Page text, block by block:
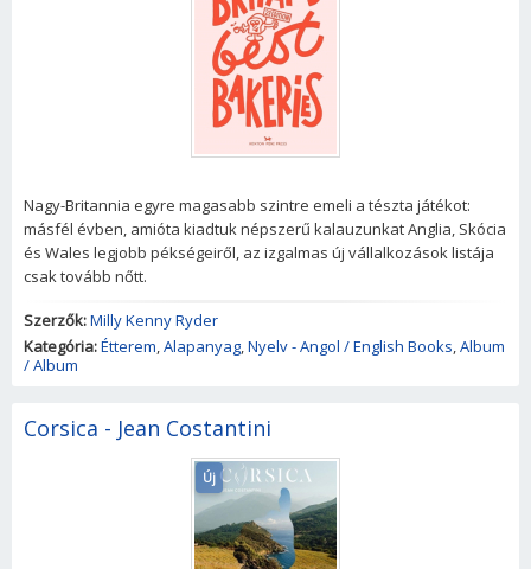
Nagy-Britannia egyre magasabb szintre emeli a tészta játékot:
másfél évben, amióta kiadtuk népszerű kalauzunkat Anglia, Skócia
és Wales legjobb pékségeiről, az izgalmas új vállalkozások listája
csak tovább nőtt.
Szerzők:Milly Kenny Ryder
Kategória:Étterem,Alapanyag,Nyelv - Angol / English Books,Album
/ Album
Corsica - Jean Costantini
Új